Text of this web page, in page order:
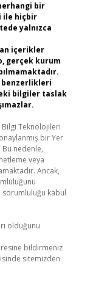
bir
ile hiçbir
yalnızca
içerikler
gerçek kurum
benzerlikleri
bilgiler taslak
Bilgi Teknolojileri
bir Yer
Bu nedenle,
veya
Ancak,
sorumluluğu kabul
olduğunu
bildirmeniz
sitemizden